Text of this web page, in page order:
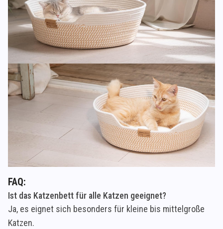
FAQ:
Ist das Katzenbett für alle Katzen geeignet?
Ja, es eignet sich besonders für kleine bis mittelgroße
Katzen.